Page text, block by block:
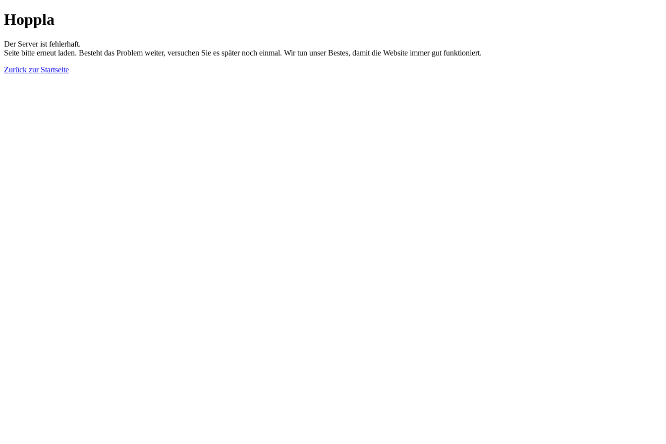
Hoppla
Der Server ist fehlerhaft.
Seite bitte erneut laden. Besteht das Problem weiter, versuchen Sie es später noch einmal. Wir tun unser Bestes, damit die Website immer gut funktioniert.
Zurück zur Startseite